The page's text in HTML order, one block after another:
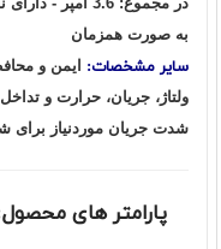
به صورت همزمان
ساير مشخصات: ایمن و
ولتاژ، جریان، حرارت و
شدت جریان موردنیاز برای
پارامتر های